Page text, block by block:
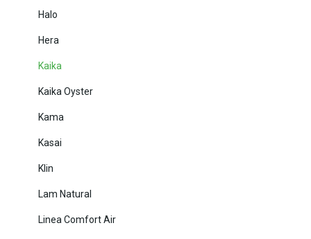
Halo
Hera
Kaika
Kaika Oyster
Kama
Kasai
Klin
Lam Natural
Linea Comfort Air